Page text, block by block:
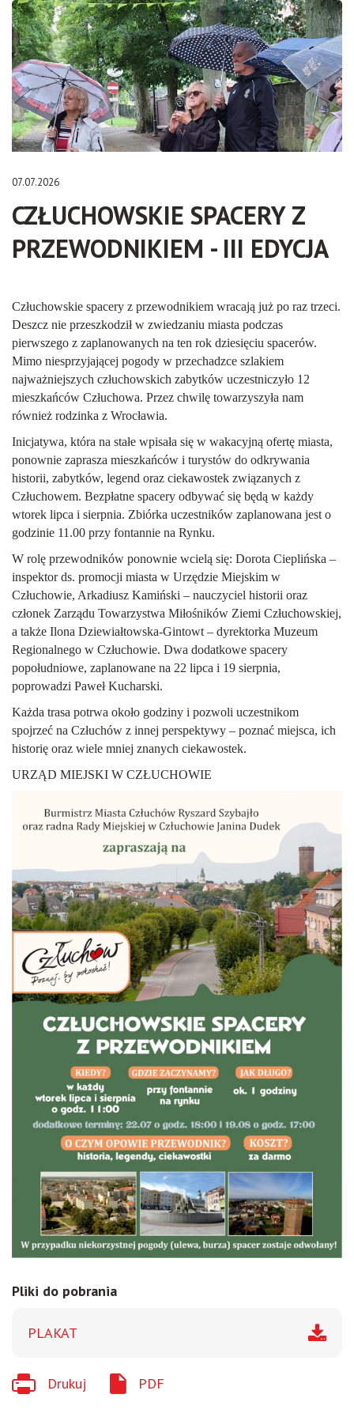
07.07.2026
CZŁUCHOWSKIE SPACERY Z
PRZEWODNIKIEM - III EDYCJA
Człuchowskie spacery z przewodnikiem wracają już po raz trzeci.
Deszcz nie przeszkodził w zwiedzaniu miasta podczas
pierwszego z zaplanowanych na ten rok dziesięciu spacerów.
Mimo niesprzyjającej pogody w przechadzce szlakiem
najważniejszych człuchowskich zabytków uczestniczyło 12
mieszkańców Człuchowa. Przez chwilę towarzyszyła nam
również rodzinka z Wrocławia.
Inicjatywa, która na stałe wpisała się w wakacyjną ofertę miasta,
ponownie zaprasza mieszkańców i turystów do odkrywania
historii, zabytków, legend oraz ciekawostek związanych z
Człuchowem. Bezpłatne spacery odbywać się będą w każdy
wtorek lipca i sierpnia. Zbiórka uczestników zaplanowana jest o
godzinie 11.00 przy fontannie na Rynku.
W rolę przewodników ponownie wcielą się: Dorota Cieplińska –
inspektor ds. promocji miasta w Urzędzie Miejskim w
Człuchowie, Arkadiusz Kamiński – nauczyciel historii oraz
członek Zarządu Towarzystwa Miłośników Ziemi Człuchowskiej,
a także Ilona Dziewiałtowska-Gintowt – dyrektorka Muzeum
Regionalnego w Człuchowie. Dwa dodatkowe spacery
popołudniowe, zaplanowane na 22 lipca i 19 sierpnia,
poprowadzi Paweł Kucharski.
Każda trasa potrwa około godziny i pozwoli uczestnikom
spojrzeć na Człuchów z innej perspektywy – poznać miejsca, ich
historię oraz wiele mniej znanych ciekawostek.
URZĄD MIEJSKI W CZŁUCHOWIE
Pliki do pobrania
PLAKAT
Drukuj PDF